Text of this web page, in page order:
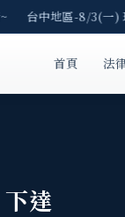
中地區-8/3(一)
首頁 法
達